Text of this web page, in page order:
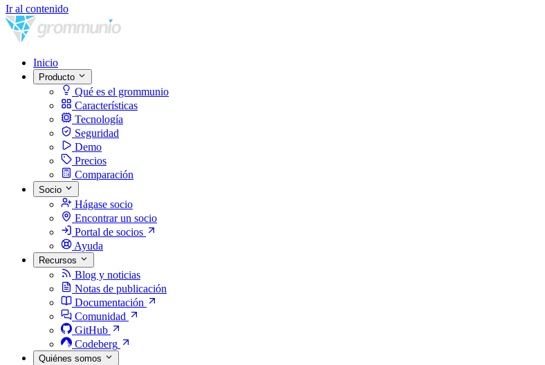
Ir al contenido
Inicio
Producto
Qué es el grommunio
Características
Tecnología
Seguridad
Demo
Precios
Comparación
Socio
Hágase socio
Encontrar un socio
Portal de socios
Ayuda
Recursos
Blog y noticias
Notas de publicación
Documentación
Comunidad
GitHub
Codeberg
Quiénes somos